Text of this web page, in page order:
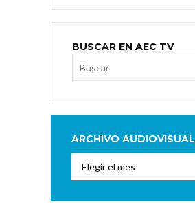
BUSCAR EN AEC TV
ARCHIVO AUDIOVISUAL
Audiovisual